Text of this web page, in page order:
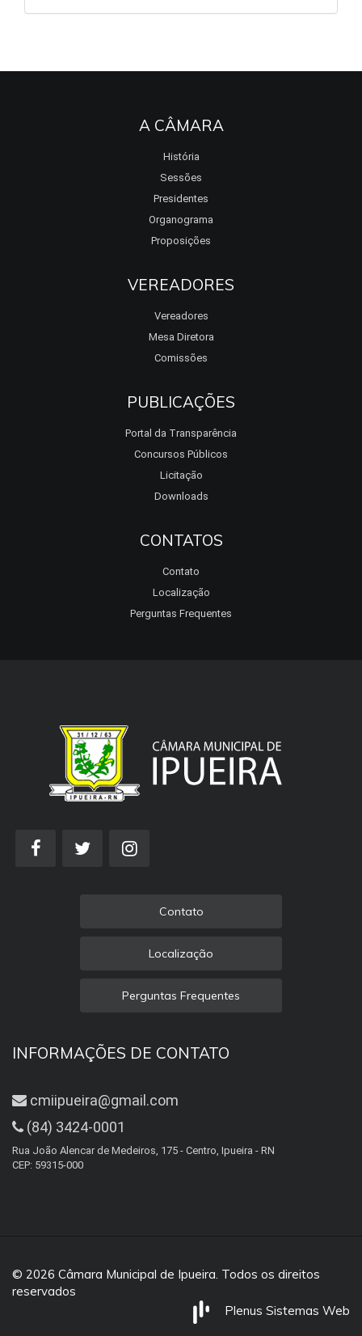
A CÂMARA
História
Sessões
Presidentes
Organograma
Proposições
VEREADORES
Vereadores
Mesa Diretora
Comissões
PUBLICAÇÕES
Portal da Transparência
Concursos Públicos
Licitação
Downloads
CONTATOS
Contato
Localização
Perguntas Frequentes
Contato
Localização
Perguntas Frequentes
INFORMAÇÕES DE CONTATO
cmiipueira@gmail.com
(84) 3424-0001
Rua João Alencar de Medeiros, 175 - Centro, Ipueira - RN
CEP: 59315-000
© 2026 Câmara Municipal de Ipueira. Todos os direitos
reservados
Plenus Sistemas Web